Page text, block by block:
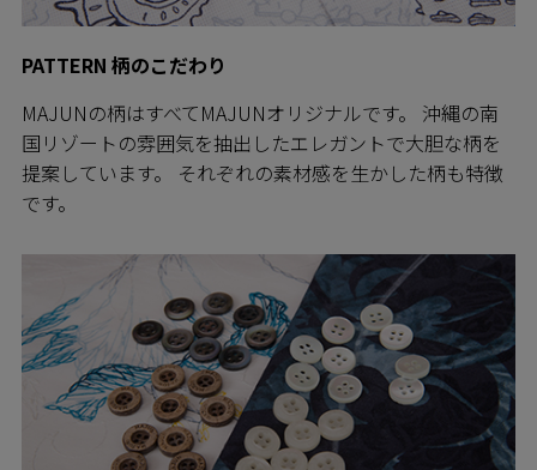
PATTERN 柄のこだわり
MAJUNの柄はすべてMAJUNオリジナルです。 沖縄の南
国リゾートの雰囲気を抽出したエレガントで大胆な柄を
提案しています。 それぞれの素材感を生かした柄も特徴
です。